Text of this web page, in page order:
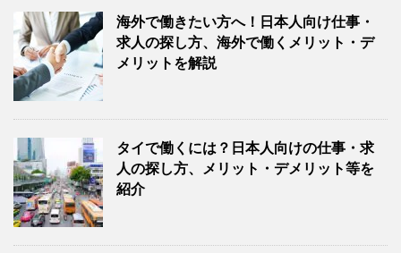
海外で働きたい方へ！日本人向け仕事・
求人の探し方、海外で働くメリット・デ
メリットを解説
タイで働くには？日本人向けの仕事・求
人の探し方、メリット・デメリット等を
紹介